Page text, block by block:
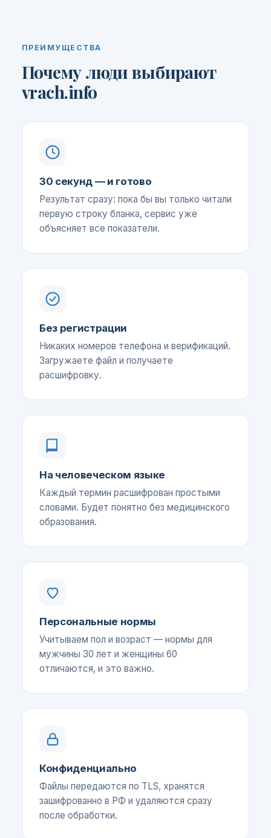
ПРЕИМУЩЕСТВА
Почему люди выбирают
vrach.info
30 секунд — и готово
Результат сразу: пока бы вы только читали
первую строку бланка, сервис уже
объясняет все показатели.
Без регистрации
Никаких номеров телефона и верификаций.
Загружаете файл и получаете
расшифровку.
На человеческом языке
Каждый термин расшифрован простыми
словами. Будет понятно без медицинского
образования.
Персональные нормы
Учитываем пол и возраст — нормы для
мужчины 30 лет и женщины 60
отличаются, и это важно.
Конфиденциально
Файлы передаются по TLS, хранятся
зашифрованно в РФ и удаляются сразу
после обработки.